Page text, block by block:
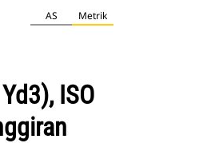
AS Metrik
ISO